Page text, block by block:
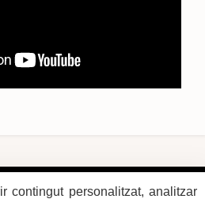
GIRONA
Mapa del web
contingut personalitzat, analitzar